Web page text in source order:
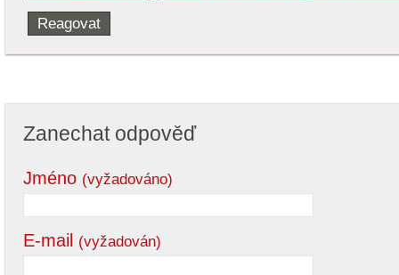
Reagovat
Zanechat odpověď
Jméno (vyžadováno)
E-mail (vyžadován)